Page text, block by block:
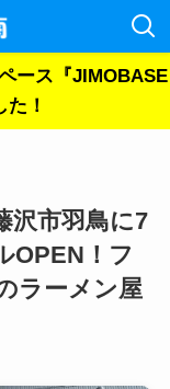
ース『JIMOBASE
！
沢市羽鳥に7
OPEN！フ
ラーメン屋